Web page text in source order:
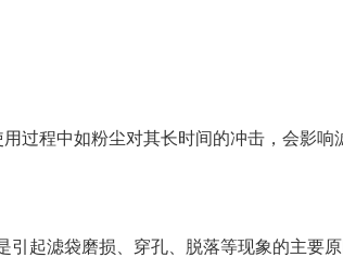
过程中如粉尘对其长时间的冲击，会影响
起滤袋磨损、穿孔、脱落等现象的主要